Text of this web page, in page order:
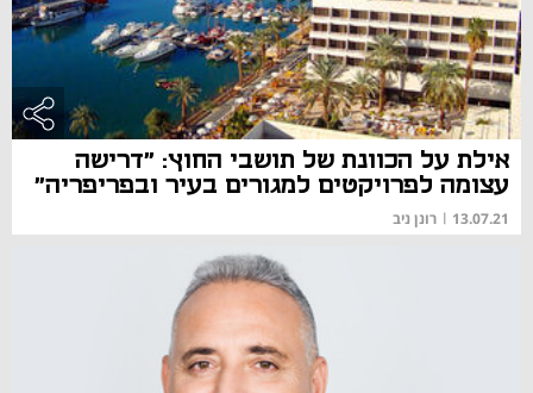
אילת על הכוונת של תושבי החוץ: "דרישה
עצומה לפרויקטים למגורים בעיר ובפריפריה"
13.07.21
| רונן ניב